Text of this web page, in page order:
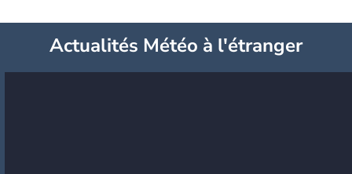
Actualités Météo à l'étranger